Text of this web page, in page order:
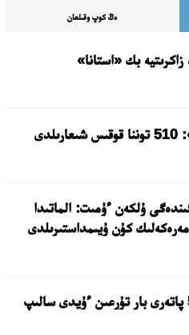
ەڭ كوپ وقىلعان
بك «استانا»
ۇلكەن ءۇمىت: الماتىدا
مەرەكەلىك كۇن ۇيىمداستىرىلدى
قالقامان-2 شاعىن اۋدانىندا 594 پاتەرى بار تۇرعىن ءۇيدى سالىپ